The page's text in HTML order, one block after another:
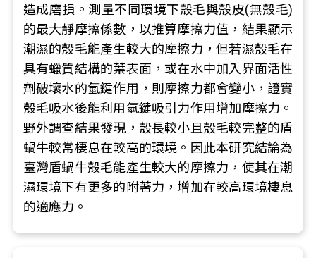
造成磨損。測量不同環境下殼毛與殼皮(無殼毛)
的最大靜摩擦係數，以推算摩擦力值，結果顯示
潮濕的殼毛能產生較大的摩擦力，但若濕殼毛在
具有蠟質結構的葉表面，或在水中加入界面活性
劑破壞水的氫鍵作用，則摩擦力都會變小，證實
殼毛吸水後能利用氫鍵吸引力作用增加摩擦力。
野外調查結果發現，殼長較小且殼毛較完整的盾
蝸牛較常棲息在較高的環境。因此本研究結論為
臺灣盾蝸牛殼毛能產生較大的摩擦力，使其在潮
濕環境下有更多的附著力，增加在較高環境棲息
的適應力。